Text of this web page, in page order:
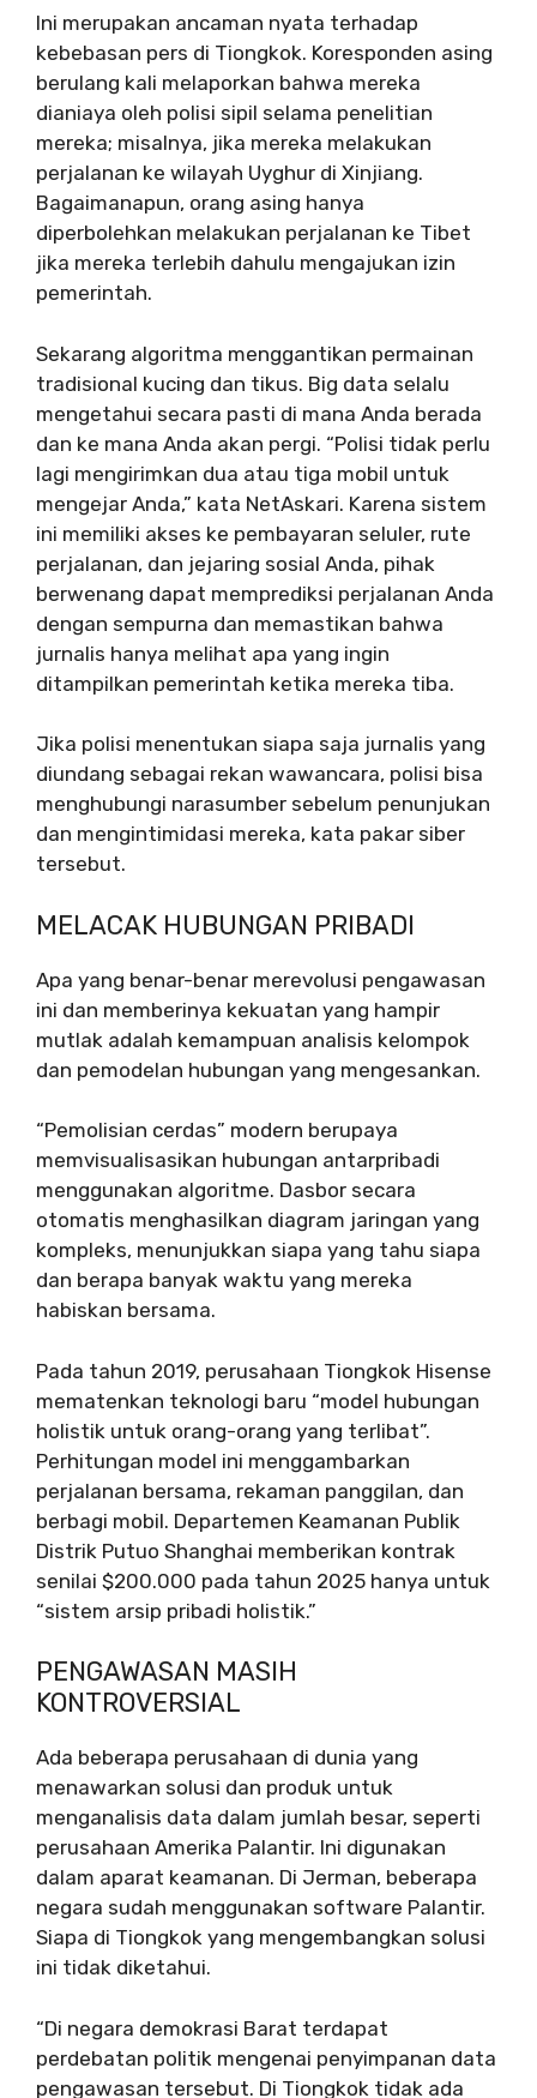
Ini merupakan ancaman nyata terhadap
kebebasan pers di Tiongkok. Koresponden asing
berulang kali melaporkan bahwa mereka
dianiaya oleh polisi sipil selama penelitian
mereka; misalnya, jika mereka melakukan
perjalanan ke wilayah Uyghur di Xinjiang.
Bagaimanapun, orang asing hanya
diperbolehkan melakukan perjalanan ke Tibet
jika mereka terlebih dahulu mengajukan izin
pemerintah.
Sekarang algoritma menggantikan permainan
tradisional kucing dan tikus. Big data selalu
mengetahui secara pasti di mana Anda berada
dan ke mana Anda akan pergi. “Polisi tidak perlu
lagi mengirimkan dua atau tiga mobil untuk
mengejar Anda,” kata NetAskari. Karena sistem
ini memiliki akses ke pembayaran seluler, rute
perjalanan, dan jejaring sosial Anda, pihak
berwenang dapat memprediksi perjalanan Anda
dengan sempurna dan memastikan bahwa
jurnalis hanya melihat apa yang ingin
ditampilkan pemerintah ketika mereka tiba.
Jika polisi menentukan siapa saja jurnalis yang
diundang sebagai rekan wawancara, polisi bisa
menghubungi narasumber sebelum penunjukan
dan mengintimidasi mereka, kata pakar siber
tersebut.
MELACAK HUBUNGAN PRIBADI
Apa yang benar-benar merevolusi pengawasan
ini dan memberinya kekuatan yang hampir
mutlak adalah kemampuan analisis kelompok
dan pemodelan hubungan yang mengesankan.
“Pemolisian cerdas” modern berupaya
memvisualisasikan hubungan antarpribadi
menggunakan algoritme. Dasbor secara
otomatis menghasilkan diagram jaringan yang
kompleks, menunjukkan siapa yang tahu siapa
dan berapa banyak waktu yang mereka
habiskan bersama.
Pada tahun 2019, perusahaan Tiongkok Hisense
mematenkan teknologi baru “model hubungan
holistik untuk orang-orang yang terlibat”.
Perhitungan model ini menggambarkan
perjalanan bersama, rekaman panggilan, dan
berbagi mobil. Departemen Keamanan Publik
Distrik Putuo Shanghai memberikan kontrak
senilai $200.000 pada tahun 2025 hanya untuk
“sistem arsip pribadi holistik.”
PENGAWASAN MASIH
KONTROVERSIAL
Ada beberapa perusahaan di dunia yang
menawarkan solusi dan produk untuk
menganalisis data dalam jumlah besar, seperti
perusahaan Amerika Palantir. Ini digunakan
dalam aparat keamanan. Di Jerman, beberapa
negara sudah menggunakan software Palantir.
Siapa di Tiongkok yang mengembangkan solusi
ini tidak diketahui.
“Di negara demokrasi Barat terdapat
perdebatan politik mengenai penyimpanan data
pengawasan tersebut. Di Tiongkok tidak ada